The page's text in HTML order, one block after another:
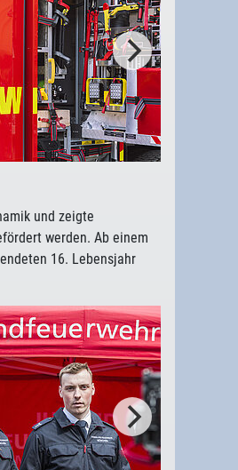
und zeigte
werden. Ab einem
16. Lebensjahr